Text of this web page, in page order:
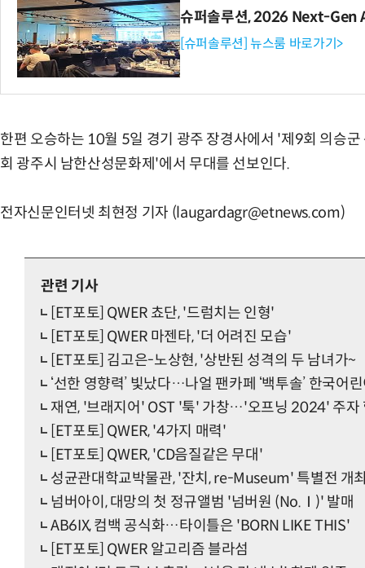
슈퍼솔루션, 2026 Next-
[슈퍼솔루션] 뉴스룸 바로가기>
한편 오승하는 10월 5일 경기 광주 장경사에서 '제9회 의승
회 광주시 남한산성문화제'에서 무대를 선보인다.
전자신문인터넷 최현정 기자 (laugardagr@etnews.com)
관련 기사
[ET포토] QWER 쵸단, '드럼치는 인형'
[ET포토] QWER 마젠타, '더 어려진 모습'
[ET포토] 김고은-노상현, '상반된 성격의 두 남녀가~
‘선한 영향력’ 빛났다…나얼 팬카페 ‘백투솔’ 한국어
재연, '브래지어' OST '툭' 가창…'오프닝 2024' 주자
[ET포토] QWER, '4가지 매력'
[ET포토] QWER, 'CD음질같은 무대'
성균관대학교박물관, '잔치, re-Museum' 특별전 개
넘버아이, 대망의 첫 정규앨범 '넘버원 (No.Ⅰ)' 발매
AB6IX, 컴백 공식화…타이틀은 'BORN LIKE THIS'
[ET포토] QWER 알고리즘 블라섬